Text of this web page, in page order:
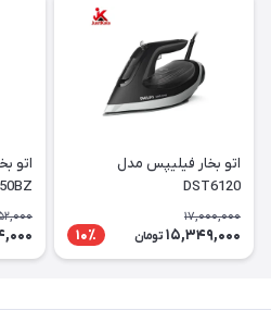
اتو بخار فیلیپس مدل
DST6120
17,000,000
15,349,000 تومان 10٪
اتو